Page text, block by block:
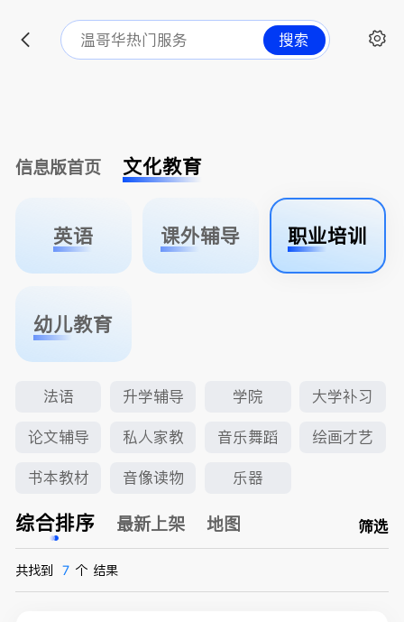
搜索
信息版首页 文化教育
英语 课外辅导 职业培训
幼儿教育
法语 升学辅导 学院 大学补习
论文辅导 私人家教 音乐舞蹈 绘画才艺
书本教材 音像读物 乐器
综合排序 最新上架 地图 筛选
共找到 7 个 结果